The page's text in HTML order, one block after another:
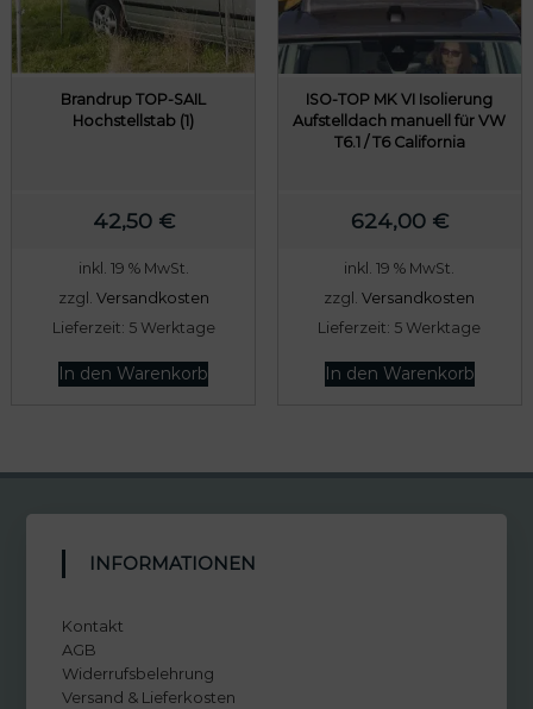
Brandrup TOP-SAIL
Hochstellstab (1)
42,50 €
inkl. 19 % MwSt.
zzgl. Versandkosten
Lieferzeit: 5 Werktage
In den Warenkorb
ISO-TOP MK VI Isolierung
Aufstelldach manuell für VW
T6.1 / T6 California
624,00 €
inkl. 19 % MwSt.
zzgl.Versandkosten
Lieferzeit: 5 Werktage
In den Warenkorb
INFORMATIONEN
Kontakt
AGB
Widerrufsbelehrung
Versand & Lieferkosten